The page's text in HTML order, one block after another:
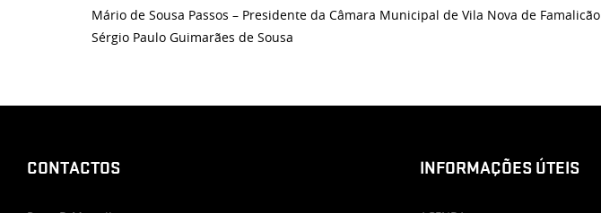
Mário de Sousa Passos – Presidente da Câmara Municipal de Vila Nova de Famalicão
Sérgio Paulo Guimarães de Sousa
CONTACTOS INFORMAÇÕES ÚTEIS